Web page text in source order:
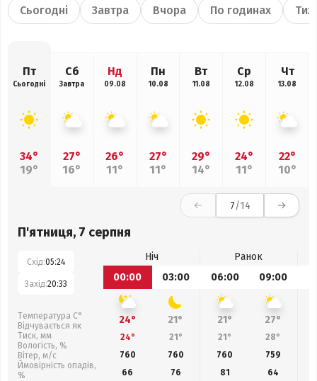
Сьогодні Завтра Вчора По годинах
Пт
Сьогодні
34°
19°
Сб
Завтра
27°
16°
Нд
09.08
26°
11°
Пн
10.08
27°
11°
Вт
11.08
29°
14°
Ср
12.08
24°
11°
Чт
13.08
22°
10°
7/14
П'ятниця, 7 серпня
Схід:05:24
Захід:20:33
Температура С°
Відчувається як
Тиск, мм
Вологість, %
Вітер, м/с
Ймовірність опадів,
%
Ніч
Ранок
00:00
03:00 06:00 09:00
24° 21° 21° 27°
24° 21° 21° 28°
760
760 760 759
66
76 81 64